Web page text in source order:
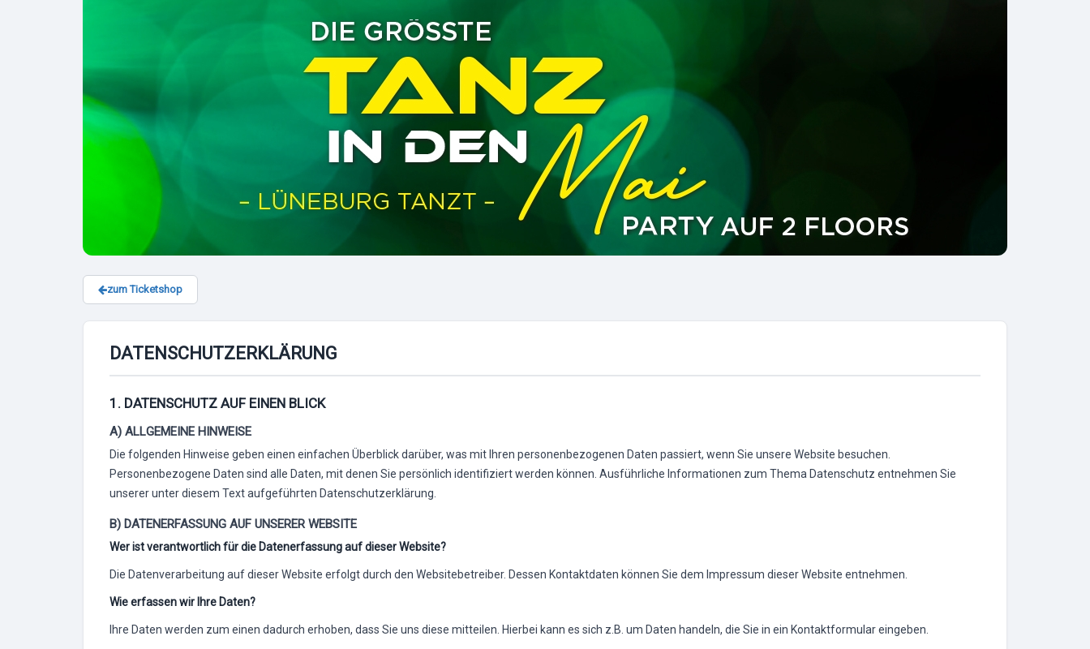
zum Ticketshop
DATENSCHUTZERKLÄRUNG
1. DATENSCHUTZ AUF EINEN BLICK
A) ALLGEMEINE HINWEISE
Die folgenden Hinweise geben einen einfachen Überblick darüber, was mit Ihren personenbezogenen Daten passiert, wenn Sie unsere Website besuchen.
Personenbezogene Daten sind alle Daten, mit denen Sie persönlich identifiziert werden können. Ausführliche Informationen zum Thema Datenschutz entnehmen Sie
unserer unter diesem Text aufgeführten Datenschutzerklärung.
B) DATENERFASSUNG AUF UNSERER WEBSITE
Wer ist verantwortlich für die Datenerfassung auf dieser Website?
Die Datenverarbeitung auf dieser Website erfolgt durch den Websitebetreiber. Dessen Kontaktdaten können Sie dem Impressum dieser Website entnehmen.
Wie erfassen wir Ihre Daten?
Ihre Daten werden zum einen dadurch erhoben, dass Sie uns diese mitteilen. Hierbei kann es sich z.B. um Daten handeln, die Sie in ein Kontaktformular eingeben.